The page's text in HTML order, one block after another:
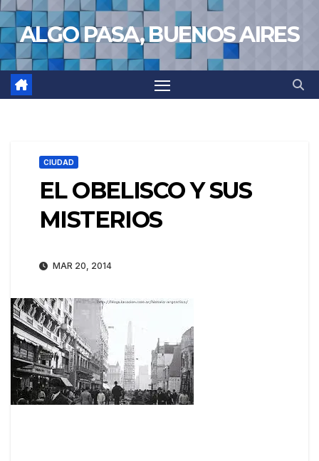
Saltar
al
contenido
ALGO PASA, BUENOS AIRES
CIUDAD
EL OBELISCO Y SUS
MISTERIOS
MAR 20, 2014